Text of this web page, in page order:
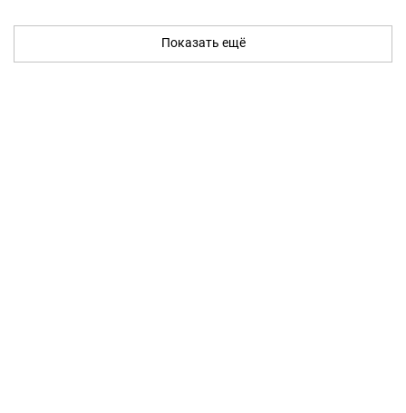
Показать ещё